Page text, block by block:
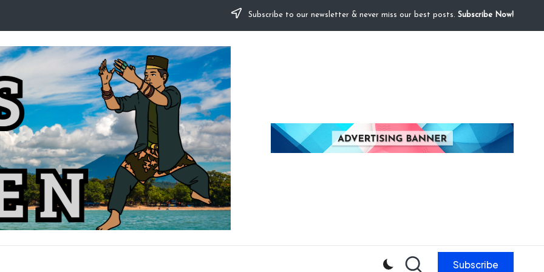
Subscribe to our newsletter & never miss our best posts. Subscribe Now!
Subscribe